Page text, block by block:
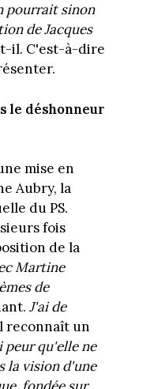
pourrait sinon
de Jacques
il. C'est-à-dire
le déshonneur
mise en
Aubry, la
du PS.
fois
de la
Martine
de
J'ai de
reconnaît un
peur qu'elle ne
la vision d'une